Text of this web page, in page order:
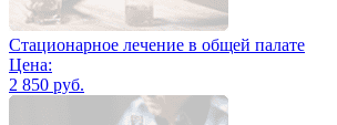
Стационарное лечение в общей палате
Цена:
2 850 руб.